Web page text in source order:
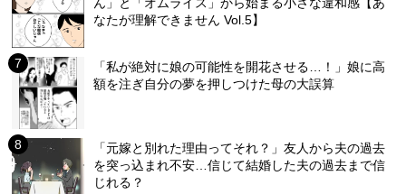
ん」と「オムライス」から始まる小さな違和感【あ
なたが理解できません Vol.5】
「私が絶対に娘の可能性を開花させる…！」娘に高
額を注ぎ自分の夢を押しつけた母の大誤算
「元嫁と別れた理由ってそれ？」友人から夫の過去
を突っ込まれ不安…信じて結婚した夫の過去まで信
じれる？